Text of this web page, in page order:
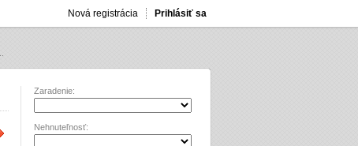
Prihlásiť sa
Nová registrácia
Zaradenie:
Nehnuteľnosť: